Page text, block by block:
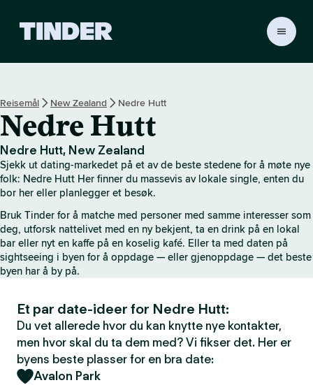
r
h
j
e
m
m
s
i
d
e
Reisemål New Zealand Nedre Hutt
Nedre Hutt
Nedre Hutt, New Zealand
Sjekk ut dating-markedet på et av de beste stedene for å møte nye
folk: Nedre Hutt Her finner du massevis av lokale single, enten du
bor her eller planlegger et besøk.
Bruk Tinder for å matche med personer med samme interesser som
deg, utforsk nattelivet med en ny bekjent, ta en drink på en lokal
bar eller nyt en kaffe på en koselig kafé. Eller ta med daten på
sightseeing i byen for å oppdage — eller gjenoppdage — det beste
byen har å by på.
Et par date-ideer for Nedre Hutt:
Du vet allerede hvor du kan knytte nye kontakter,
men hvor skal du ta dem med? Vi fikser det. Her er
byens beste plasser for en bra date:
Avalon Park